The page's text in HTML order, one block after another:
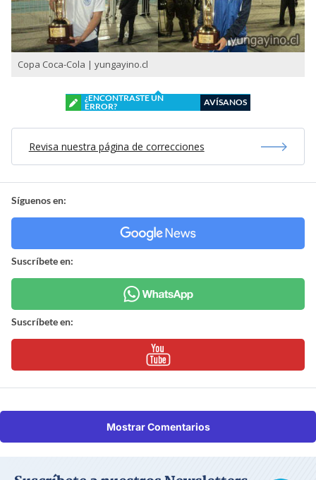
Copa Coca-Cola | yungayino.cl
¿ENCONTRASTE UN
ERROR?
AVÍSANOS
Revisa nuestra página de correcciones
Síguenos en:
Suscríbete en:
Suscríbete en:
Mostrar Comentarios